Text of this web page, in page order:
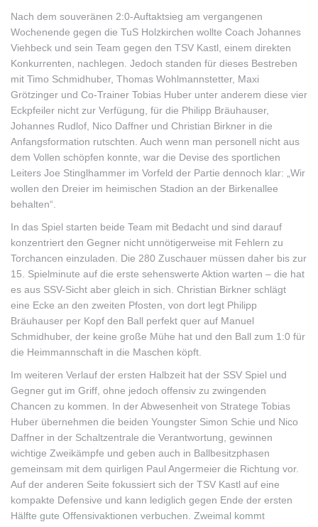
Nach dem souveränen 2:0-Auftaktsieg am vergangenen
Wochenende gegen die TuS Holzkirchen wollte Coach Johannes
Viehbeck und sein Team gegen den TSV Kastl, einem direkten
Konkurrenten, nachlegen. Jedoch standen für dieses Bestreben
mit Timo Schmidhuber, Thomas Wohlmannstetter, Maxi
Grötzinger und Co-Trainer Tobias Huber unter anderem diese vier
Eckpfeiler nicht zur Verfügung, für die Philipp Bräuhauser,
Johannes Rudlof, Nico Daffner und Christian Birkner in die
Anfangsformation rutschten. Auch wenn man personell nicht aus
dem Vollen schöpfen konnte, war die Devise des sportlichen
Leiters Joe Stinglhammer im Vorfeld der Partie dennoch klar: „Wir
wollen den Dreier im heimischen Stadion an der Birkenallee
behalten“.
In das Spiel starten beide Team mit Bedacht und sind darauf
konzentriert den Gegner nicht unnötigerweise mit Fehlern zu
Torchancen einzuladen. Die 280 Zuschauer müssen daher bis zur
15. Spielminute auf die erste sehenswerte Aktion warten – die hat
es aus SSV-Sicht aber gleich in sich. Christian Birkner schlägt
eine Ecke an den zweiten Pfosten, von dort legt Philipp
Bräuhauser per Kopf den Ball perfekt quer auf Manuel
Schmidhuber, der keine große Mühe hat und den Ball zum 1:0 für
die Heimmannschaft in die Maschen köpft.
Im weiteren Verlauf der ersten Halbzeit hat der SSV Spiel und
Gegner gut im Griff, ohne jedoch offensiv zu zwingenden
Chancen zu kommen. In der Abwesenheit von Stratege Tobias
Huber übernehmen die beiden Youngster Simon Schie und Nico
Daffner in der Schaltzentrale die Verantwortung, gewinnen
wichtige Zweikämpfe und geben auch in Ballbesitzphasen
gemeinsam mit dem quirligen Paul Angermeier die Richtung vor.
Auf der anderen Seite fokussiert sich der TSV Kastl auf eine
kompakte Defensive und kann lediglich gegen Ende der ersten
Hälfte gute Offensivaktionen verbuchen. Zweimal kommt